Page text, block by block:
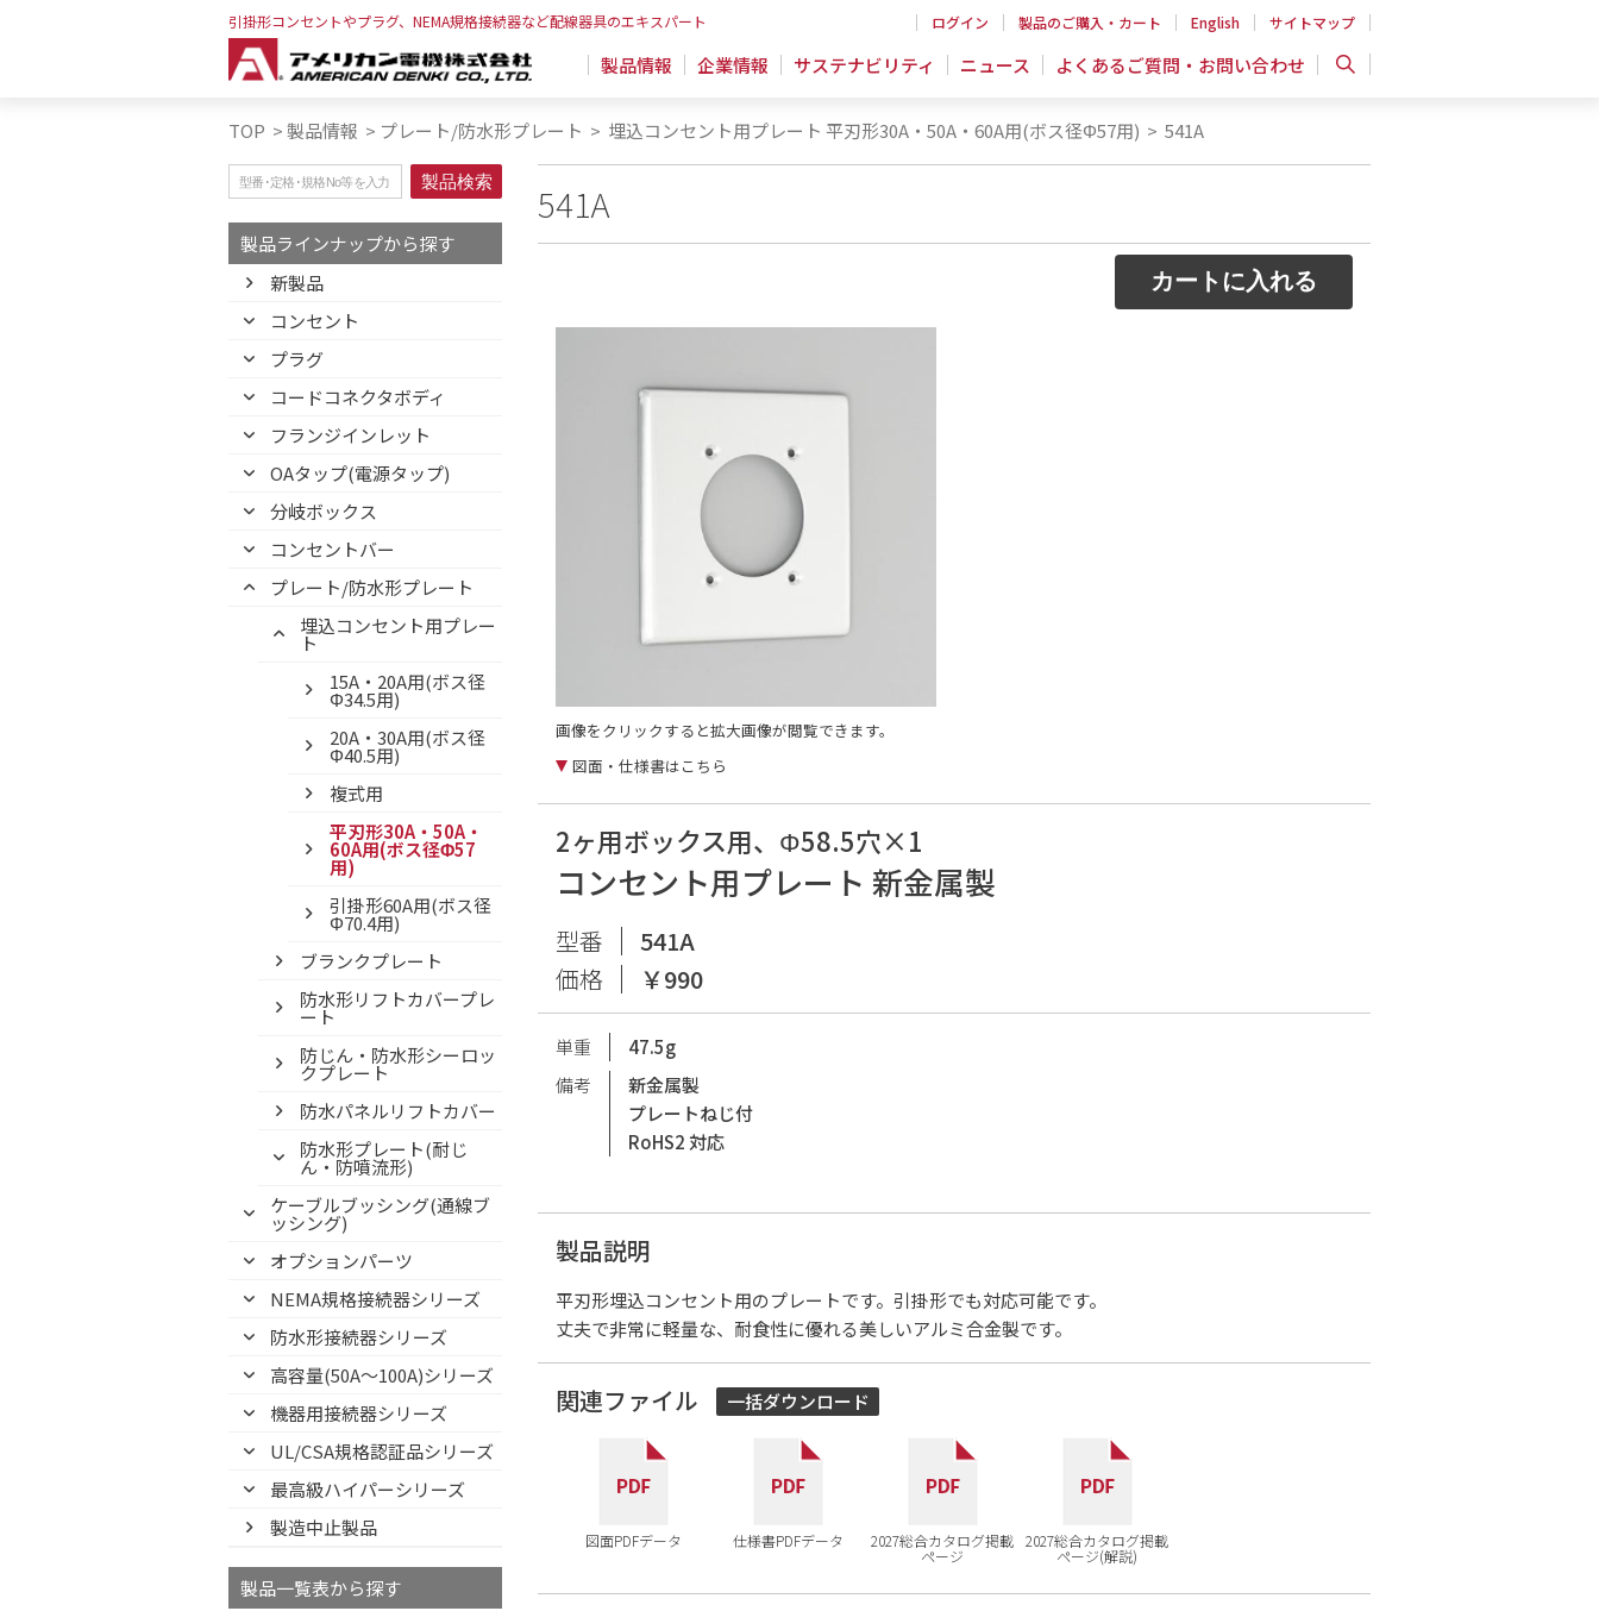
引掛形コンセントやプラグ、NEMA規格接続器など配線器具のエキスパート ログイン 製品のご購入・カート English サイトマップ
製品情報 企業情報 サステナビリティ ニュース よくあるご質問・お問い合わせ
TOP >製品情報 > プレート/防水形プレート > 埋込コンセント用プレート 平刃形30A・50A・60A用(ボス径Φ57用) > 541A
製品ラインナップから探す
新製品
コンセント
プラグ
コードコネクタボディ
フランジインレット
OAタップ(電源タップ)
分岐ボックス
コンセントバー
プレート/防水形プレート
埋込コンセント用プレー
ト
15A・20A用(ボス径
Φ34.5用)
20A・30A用(ボス径
Φ40.5用)
複式用
平刃形30A・50A・
60A用(ボス径Φ57
用)
引掛形60A用(ボス径
Φ70.4用)
ブランクプレート
防水形リフトカバープレ
ート
防じん・防水形シーロッ
クプレート
防水パネルリフトカバー
防水形プレート(耐じ
ん・防噴流形)
ケーブルブッシング(通線ブ
ッシング)
オプションパーツ
NEMA規格接続器シリーズ
防水形接続器シリーズ
高容量(50A～100A)シリーズ
機器用接続器シリーズ
UL/CSA規格認証品シリーズ
最高級ハイパーシリーズ
製造中止製品
製品一覧表から探す
541A
画像をクリックすると拡大画像が閲覧できます。
図面・仕様書はこちら
2ヶ用ボックス用、Φ58.5穴×1
コンセント用プレート 新金属製
型番
541A
価格
￥990
単重
47.5g
備考
新金属製
プレートねじ付
RoHS2 対応
製品説明
平刃形埋込コンセント用のプレートです。引掛形でも対応可能です。
丈夫で非常に軽量な、耐食性に優れる美しいアルミ合金製です。
関連ファイル
図面PDFデータ 仕様書PDFデータ 2027総合カタログ掲載
ページ
2027総合カタログ掲載
ページ(解説)
一括ダウンロード